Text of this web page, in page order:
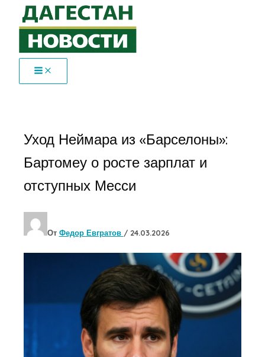
Перейти
содержимому
Уход Неймара из «Барселоны»:
Бартомеу о росте зарплат и
отступных Месси
От Федор Евгратов / 24.03.2026